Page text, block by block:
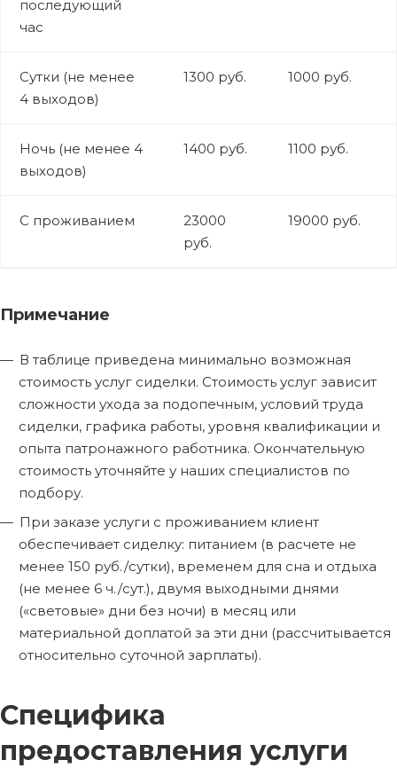
последующий
час
Сутки (не менее
4 выходов)
1300 руб. 1000 руб.
Ночь (не менее 4
выходов)
1400 руб. 1100 руб.
С проживанием
23000
руб.
19000 руб.
Примечание
В таблице приведена минимально возможная
стоимость услуг сиделки. Стоимость услуг зависит
сложности ухода за подопечным, условий труда
сиделки, графика работы, уровня квалификации и
опыта патронажного работника. Окончательную
стоимость уточняйте у наших специалистов по
подбору.
При заказе услуги с проживанием клиент
обеспечивает сиделку: питанием (в расчете не
менее 150 руб./сутки), временем для сна и отдыха
(не менее 6 ч./сут.), двумя выходными днями
(«световые» дни без ночи) в месяц или
материальной доплатой за эти дни (рассчитывается
относительно суточной зарплаты).
Специфика
предоставления услуги